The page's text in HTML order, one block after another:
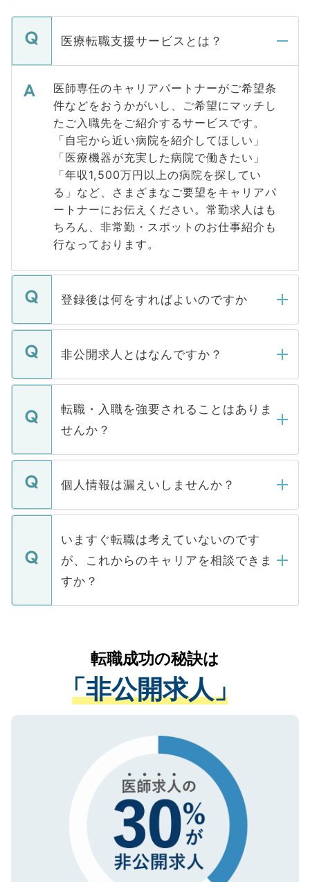
医療転職支援サービスとは？
医師専任のキャリアパートナーがご希望条
件などをおうかがいし、ご希望にマッチし
たご入職先をご紹介するサービスです。
「自宅から近い病院を紹介してほしい」
「医療機器が充実した病院で働きたい」
「年収1,500万円以上の病院を探してい
る」など、さまざまなご要望をキャリアパ
ートナーにお伝えください。常勤求人はも
ちろん、非常勤・スポットのお仕事紹介も
行なっております。
登録後は何をすればよいのですか
ご登録いただきましたら、弊社担当者がご
登録内容を確認し、その後メールもしくは
ます。通常、5営業日以内にはご連絡をせて
いただきますので、しばらくお待ちくださ
い。
非公開求人とはなんですか？
マイナビDOCTORで取り扱っている求人の
うち約3割は、Webサイトからご覧いただ
けない「非公開求人」です。非公開求人は
下記の理由によって、一般には公開してい
ません。
■応募殺到を避けるため 人気のある医療機
関を公にしてしまうと、応募が殺到する場
に、医療機関が求める条件に合った人材の
みを人材紹介会社に依頼するケースが増え
ています。
転職・入職を強要されることはありま
せんか？
転職・入職を強要することは一切ありませ
ん。また、仮に応募先から内定をいただい
定を承諾する必要はありません。内定先へ
の辞退の連絡はキャリアパートナーが行い
ますので、ご安心ください。
個人情報は漏えいしませんか？
個人情報が漏えいすることはありませんの
で、ご安心ください。当サイトからの登録
などで収集したご登録者様の個人情報は、
ご本人のキャリアアップおよび転職活動の
支援を目的に使用いたします。お預かりし
ているすべての個人データはご本人の許可
は、個人情報の取り扱いについての厳密な
管理基準を満たした事業者のみに付与され
る、プライバシーマークを取得済みです。
ご登録いただいた個人情報は、SSL（デー
で、機密保持に関してもご安心ください。
いますぐ転職は考えていないのです
が、これからのキャリアを相談できま
すか？
かがいして、現在の医療機関の状況や紹介
経験をまじえながら、適切なアドバイスを
させていただきます。すぐにご転職をされ
ない方には、長期的なサポートが可能です
ので、まずはご登録ください。
転職成功の秘訣は
「非公開求人」